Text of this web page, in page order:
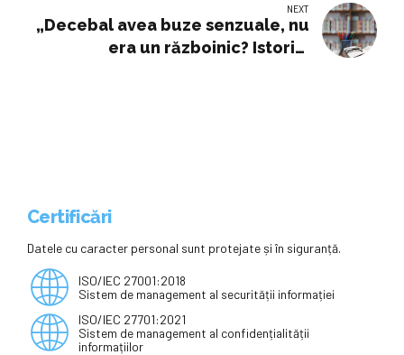
școlilor de șoferi din municipiul
Iași
NEXT
„Decebal avea buze senzuale, nu
era un războinic? Istoria,
Certificări
Datele cu caracter personal sunt protejate și în siguranță.
ISO/IEC 27001:2018
Sistem de management al securității informației
ISO/IEC 27701:2021
Sistem de management al confidențialității
informațiilor